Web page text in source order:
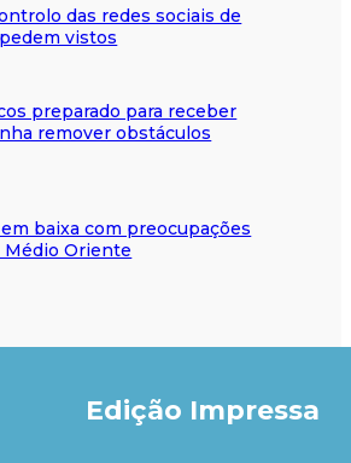
das redes sociais de
vistos
preparado para receber
remover obstáculos
baixa com preocupações
Oriente
Edição Impressa